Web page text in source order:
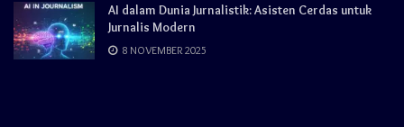
AI dalam Dunia Jurnalistik: Asisten Cerdas untuk
Jurnalis Modern
8 NOVEMBER 2025